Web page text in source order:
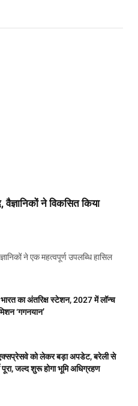
ने विकसित किया
ने एक महत्वपूर्ण उपलब्धि हासिल
का अंतरिक्ष स्टेशन, 2027 में लॉन्च
‘गगनयान’
को लेकर बड़ा अपडेट, बरेली से
जल्द शुरू होगा भूमि अधिग्रहण